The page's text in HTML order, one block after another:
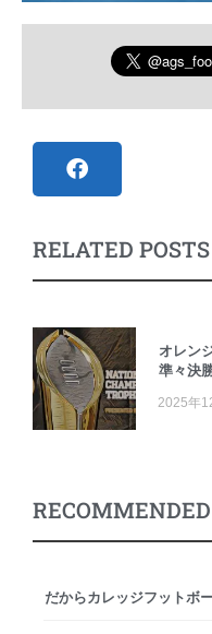
RELATED POSTS
オレン
準々決
2025年
RECOMMENDED
だからカレッジフットボ